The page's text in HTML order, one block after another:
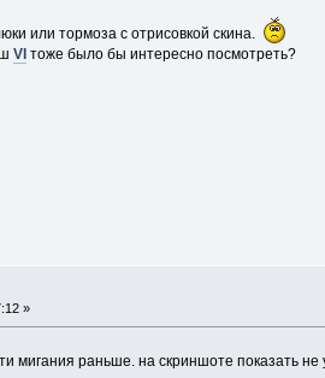
или тормоза с отрисовкой скина.
VIтоже было бы интересно посмотреть?
»
мигания раньше. на скриншоте показать не